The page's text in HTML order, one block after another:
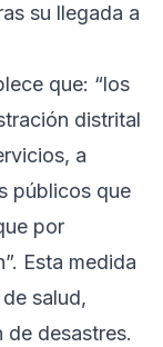
su llegada a
que: “los
distrital
a
públicos que
por
Esta medida
salud,
de desastres.